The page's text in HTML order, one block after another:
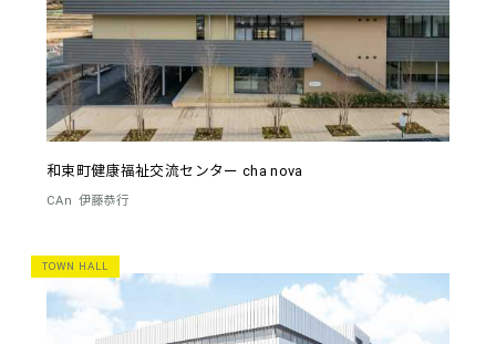
和束町健康福祉交流センター cha nova
CAn 伊藤恭行
TOWN HALL